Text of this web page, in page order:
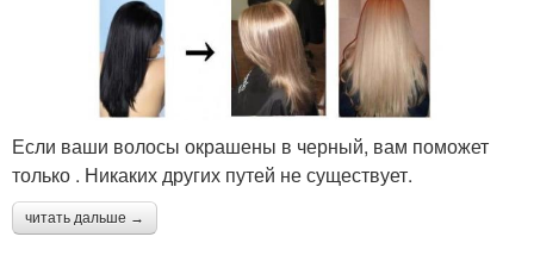
Если ваши волосы окрашены в черный, вам поможет
только . Никаких других путей не существует.
читать дальше →